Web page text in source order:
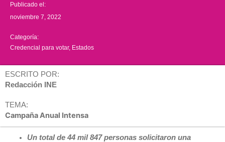
Publicado el:
noviembre 7, 2022
Categoría:
Credencial para votar, Estados
ESCRITO POR:
Redacción INE
TEMA:
Campaña Anual Intensa
Un total de 44 mil 847 personas solicitaron una